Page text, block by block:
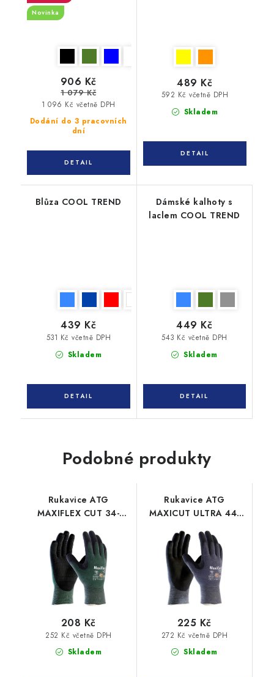
Novinka
Dodání do 3 pracovních
dní
1 096 Kč včetně DPH
906 Kč
1 079 Kč
Skladem
592 Kč včetně DPH
489 Kč
Blůza COOL TREND
Skladem
531 Kč včetně DPH
439 Kč
Dámské kalhoty s
laclem COOL TREND
Skladem
543 Kč včetně DPH
449 Kč
Podobné produkty
Rukavice ATG
MAXIFLEX CUT 34-
Skladem
252 Kč včetně DPH
208 Kč
Rukavice ATG
MAXICUT ULTRA 44-
Skladem
272 Kč včetně DPH
225 Kč